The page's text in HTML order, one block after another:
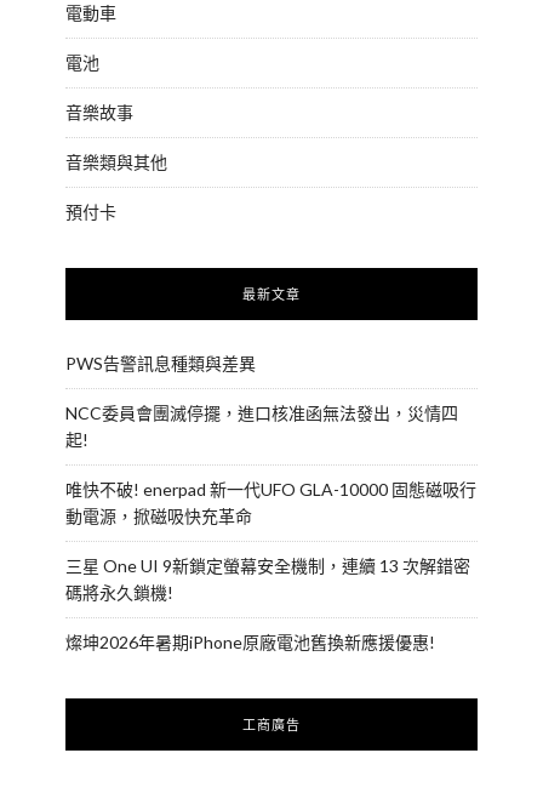
電動車
電池
音樂故事
音樂類與其他
預付卡
最新文章
PWS告警訊息種類與差異
NCC委員會團滅停擺，進口核准函無法發出，災情四
起!
唯快不破! enerpad 新一代UFO GLA-10000 固態磁吸行
動電源，掀磁吸快充革命
三星 One UI 9新鎖定螢幕安全機制，連續 13 次解錯密
碼將永久鎖機!
燦坤2026年暑期iPhone原廠電池舊換新應援優惠!
工商廣告